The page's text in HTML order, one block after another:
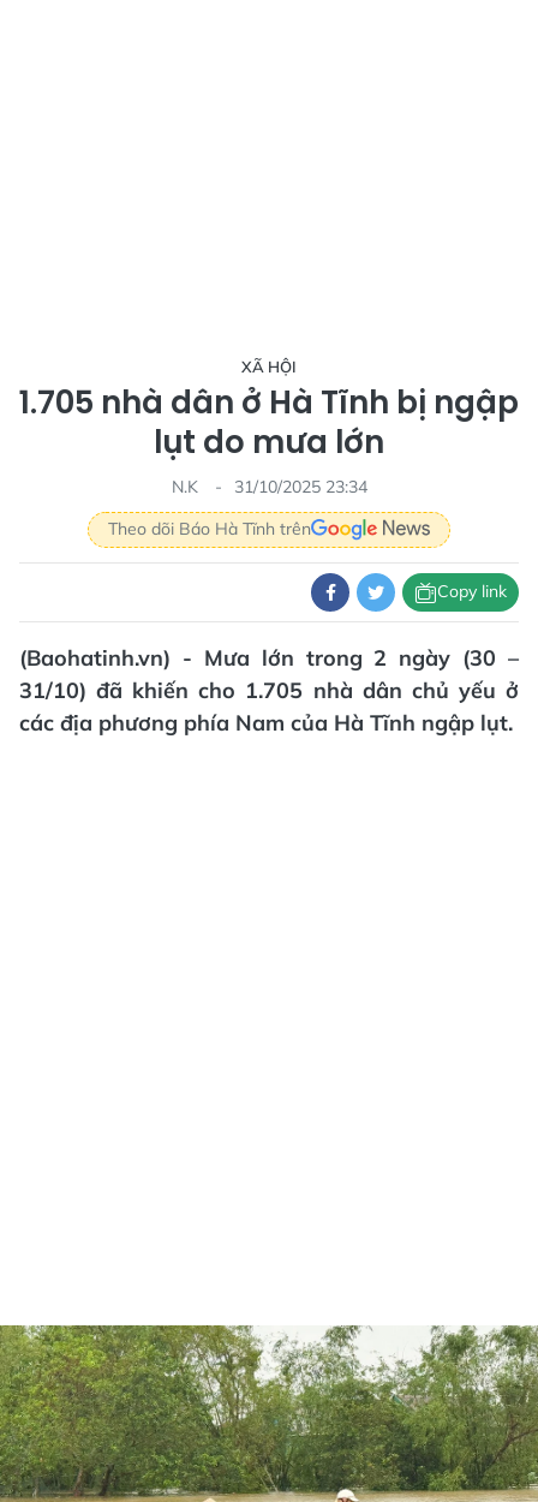
XÃ HỘI
1.705 nhà dân ở Hà Tĩnh bị ngập
lụt do mưa lớn
N.K
31/10/2025 23:34
Theo dõi Báo Hà Tĩnh trên
Copy link
(Baohatinh.vn) - Mưa lớn trong 2 ngày (30 –
31/10) đã khiến cho 1.705 nhà dân chủ yếu ở
các địa phương phía Nam của Hà Tĩnh ngập lụt.